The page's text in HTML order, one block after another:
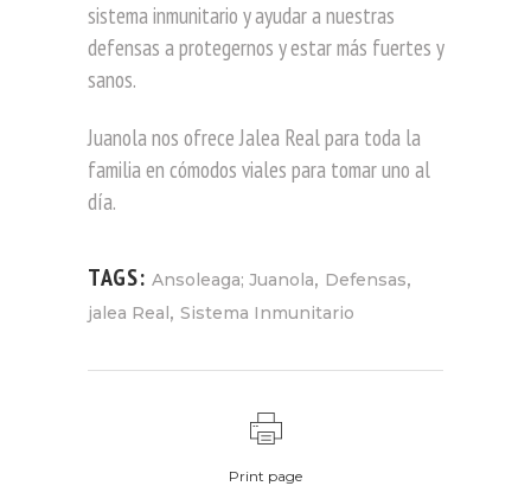
sistema inmunitario y ayudar a nuestras
defensas a protegernos y estar más fuertes y
sanos.
Juanola nos ofrece Jalea Real para toda la
familia en cómodos viales para tomar uno al
día.
TAGS: Ansoleaga; Juanola, Defensas,
jalea Real, Sistema Inmunitario
Print page